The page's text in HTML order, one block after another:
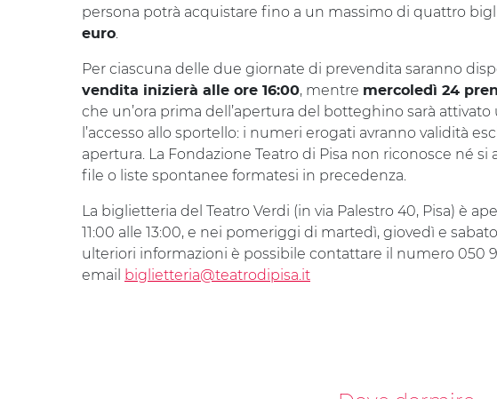
persona potrà acquistare fino a un massimo di quattro
euro.
Per ciascuna delle due giornate di prevendita saranno
vendita inizierà alle ore 16:00, mentre mercoledì 24
che un’ora prima dell’apertura del botteghino sarà attivato
l’accesso allo sportello: i numeri erogati avranno validità
apertura. La Fondazione Teatro di Pisa non riconosce né
file o liste spontanee formatesi in precedenza.
La biglietteria del Teatro Verdi (in via Palestro 40, Pisa) è
11:00 alle 13:00, e nei pomeriggi di martedì, giovedì e
ulteriori informazioni è possibile contattare il numero 050
email biglietteria@teatrodipisa.it